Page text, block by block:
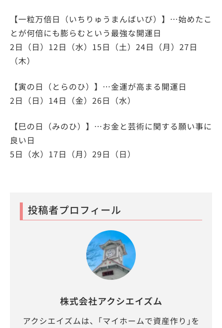
【一粒万倍日（いちりゅうまんばいび）】…始めたこ
とが何倍にも膨らむという最強な開運日
2日（日）12日（水）15日（土）24日（月）27日
（木）
【寅の日（とらのひ）】…金運が高まる開運日
2日（日）14日（金）26日（水）
【巳の日（みのひ）】…お金と芸術に関する願い事に
良い日
5日（水）17日（月）29日（日）
投稿者プロフィール
株式会社アクシエイズム
アクシエイズムは、｢マイホームで資産作り｣を